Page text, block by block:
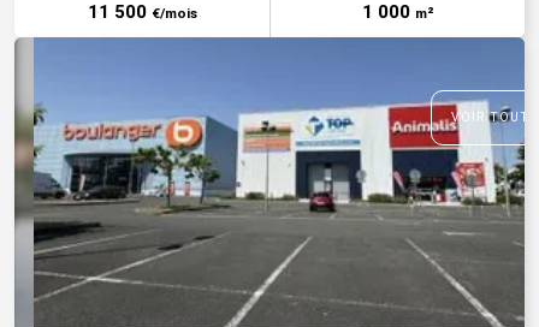
11 500 €/mois 1 000 m²
VOIR